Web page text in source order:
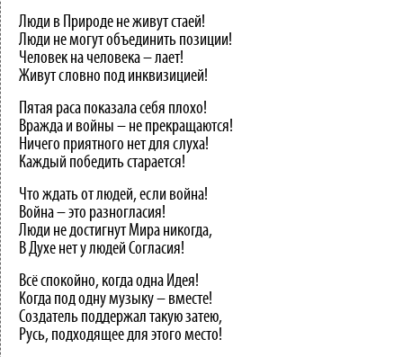
Люди в Природе не живут стаей!
Люди не могут объединить позиции!
Человек на человека – лает!
Живут словно под инквизицией!
Пятая раса показала себя плохо!
Вражда и войны – не прекращаются!
Ничего приятного нет для слуха!
Каждый победить старается!
Что ждать от людей, если война!
Война – это разногласия!
Люди не достигнут Мира никогда,
В Духе нет у людей Согласия!
Всё спокойно, когда одна Идея!
Когда под одну музыку – вместе!
Создатель поддержал такую затею,
Русь, подходящее для этого место!